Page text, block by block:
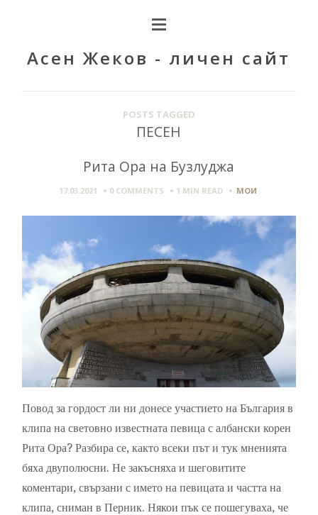
Асен Жеков - личен сайт
POSTS TAGGED
ПЕСЕН
Рита Ора на Бузлуджа
17.03.2021 0 COMMENTS 1 MIN READ МОИ
Повод за гордост ли ни донесе участието на България в
клипа на световно известната певица с албански корен
Рита Ора? Разбира се, както всеки път и тук мненията
бяха двуполюсни. Не закъсняха и шеговитите
коментари, свързани с името на певицата и частта на
клипа, сниман в Перник. Някои пък се пошегуваха, че